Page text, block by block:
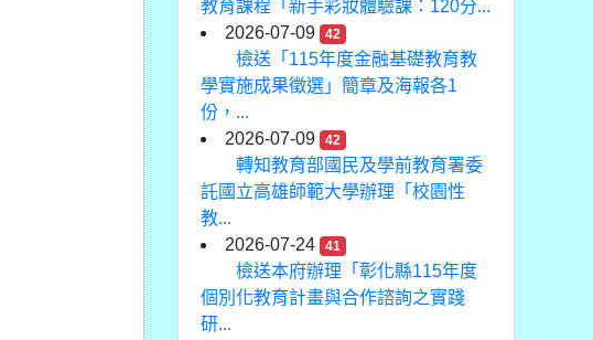
教育課程「新手彩妝體驗課：120分...
2026-07-09
42
檢送「115年度金融基礎教育教
學實施成果徵選」簡章及海報各1
份，...
2026-07-09
42
轉知教育部國民及學前教育署委
託國立高雄師範大學辦理「校園性
教...
2026-07-24
41
檢送本府辦理「彰化縣115年度
個別化教育計畫與合作諮詢之實踐
研...